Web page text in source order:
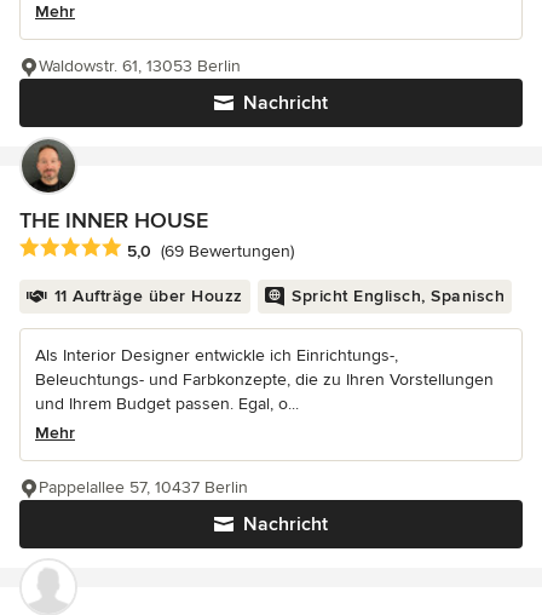
Mehr
Nachricht
Waldowstr. 61, 13053 Berlin
THE INNER HOUSE
Durchschnittliche Bewertung: 5 von 5 Sternen
5,0 (69 Bewertungen)
11 Aufträge über Houzz Spricht Englisch, Spanisch
Als Interior Designer entwickle ich Einrichtungs-,
Beleuchtungs- und Farbkonzepte, die zu Ihren Vorstellungen
und Ihrem Budget passen. Egal, o...
Mehr
Nachricht
Pappelallee 57, 10437 Berlin